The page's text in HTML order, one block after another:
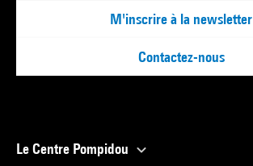
M'inscrire à la newsletter
Contactez-nous
Le Centre Pompidou